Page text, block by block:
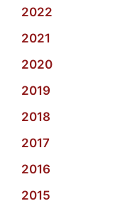
2022
2021
2020
2019
2018
2017
2016
2015